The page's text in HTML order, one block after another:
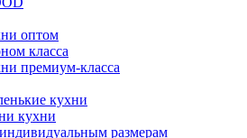
оптом
класса
премиум-класса
кухни
кухни
размерам